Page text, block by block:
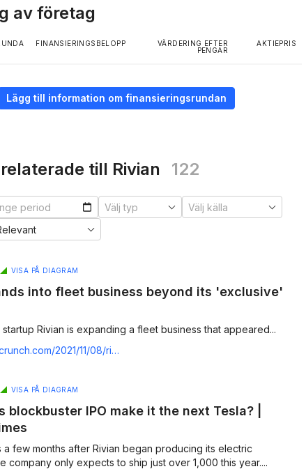
av företag
FINANSIERINGSBELOPP
VÄRDERING EFTER
PENGAR
AKTIEPRIS
Lägg till information om finansieringsrundan
till Rivian 122
VISA PÅ DIAGRAM
into fleet business beyond its 'exclusive'
Rivian is expanding a fleet business that appeared...
08/rivian-expands-into-fleet-business-beyond-amazon-deal/
VISA PÅ DIAGRAM
blockbuster IPO make it the next Tesla? |
a few months after Rivian began producing its electric
company only expects to ship just over 1,000 this year....